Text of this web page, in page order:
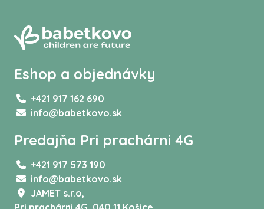
Eshop a objednávky
+421 917 162 690
info@babetkovo.sk
Predajňa Pri prachárni 4G
+421 917 573 190
info@babetkovo.sk
JAMET s.r.o,